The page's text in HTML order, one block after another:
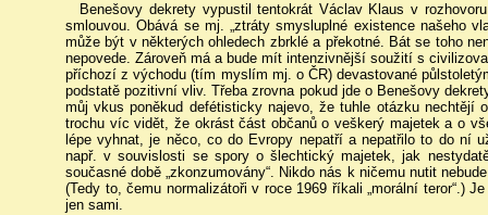
Benešovy dekrety vypustil tentokrát Václav Klaus v
smlouvou. Obává se mj. „ztráty smysluplné existence našeho
může být v některých ohledech zbrklé a překotné. Bát se toho
nepovede. Zároveň má a bude mít intenzivnější soužití s
příchozí z východu (tím myslím mj. o ČR) devastované
podstatě pozitivní vliv. Třeba zrovna pokud jde o Benešovy
můj vkus poněkud defétisticky najevo, že tuhle otázku nechtějí
trochu víc vidět, že okrást část občanů o veškerý majetek a o
lépe vyhnat, je něco, co do Evropy nepatří a nepatřilo to do ní
např. v souvislosti se spory o šlechtický majetek, jak
současné době „zkonzumovány“. Nikdo nás k ničemu nutit
(Tedy to, čemu normalizátoři v roce 1969 říkali „morální teror“.)
jen sami.